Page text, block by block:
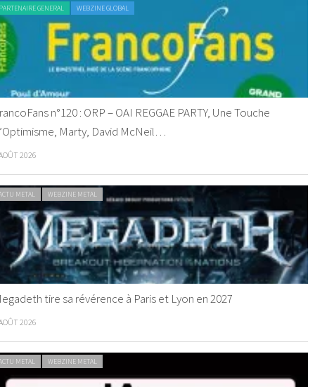
GENERAL WEBZINE GLOBAL
n°120 : ORP – OAI REGGAE PARTY, Une Touche
Marty, David McNeil…
2026
METAL WEBZINE METAL
tire sa révérence à Paris et Lyon en 2027
2026
METAL WEBZINE METAL